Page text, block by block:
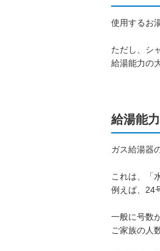
使用するお
ただし、シ
給湯能力の
給湯能
ガス給湯器
これは、「
例えば、24
一般に号数
ご家族の人